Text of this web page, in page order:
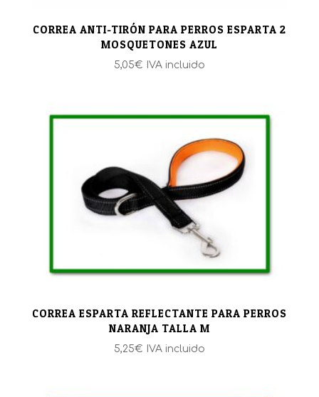
CORREA ANTI-TIRÓN PARA PERROS ESPARTA 2
MOSQUETONES AZUL
5,05€ IVA incluido
CORREA ESPARTA REFLECTANTE PARA PERROS
NARANJA TALLA M
5,25€ IVA incluido